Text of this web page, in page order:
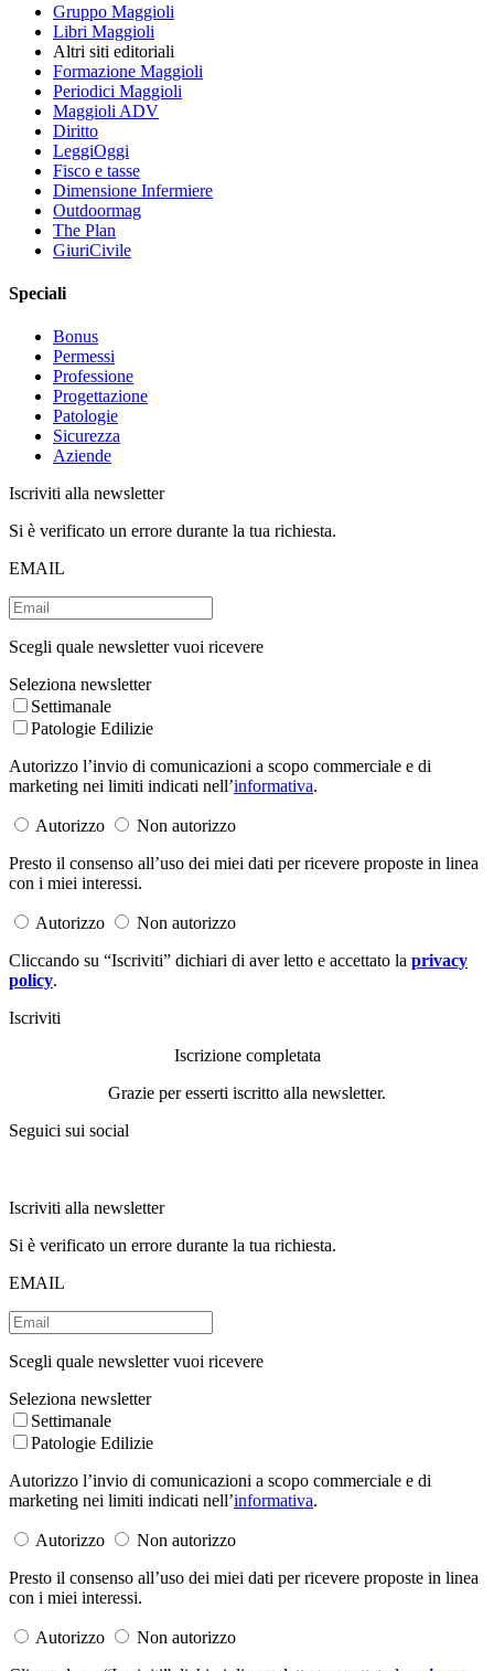
Gruppo Maggioli
Libri Maggioli
Altri siti editoriali
Formazione Maggioli
Periodici Maggioli
Maggioli ADV
Diritto
LeggiOggi
Fisco e tasse
Dimensione Infermiere
Outdoormag
The Plan
GiuriCivile
Speciali
Bonus
Permessi
Professione
Progettazione
Patologie
Sicurezza
Aziende
Iscriviti alla newsletter
Si è verificato un errore durante la tua richiesta.
EMAIL
Scegli quale newsletter vuoi ricevere
Seleziona newsletter
Settimanale
Patologie Edilizie
Autorizzo l’invio di comunicazioni a scopo commerciale e di
marketing nei limiti indicati nell’informativa.
Autorizzo
Non autorizzo
Presto il consenso all’uso dei miei dati per ricevere proposte in linea
con i miei interessi.
Autorizzo
Non autorizzo
Cliccando su “Iscriviti” dichiari di aver letto e accettato la privacy
policy.
Iscriviti
Iscrizione completata
Grazie per esserti iscritto alla newsletter.
Seguici sui social
Iscriviti alla newsletter
Si è verificato un errore durante la tua richiesta.
EMAIL
Scegli quale newsletter vuoi ricevere
Seleziona newsletter
Settimanale
Patologie Edilizie
Autorizzo l’invio di comunicazioni a scopo commerciale e di
marketing nei limiti indicati nell’informativa.
Autorizzo
Non autorizzo
Presto il consenso all’uso dei miei dati per ricevere proposte in linea
con i miei interessi.
Autorizzo
Non autorizzo